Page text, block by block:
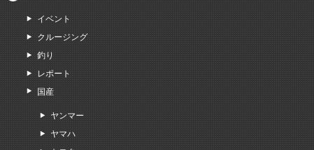
イベント
クルージング
釣り
レポート
国産
ヤンマー
ヤマハ